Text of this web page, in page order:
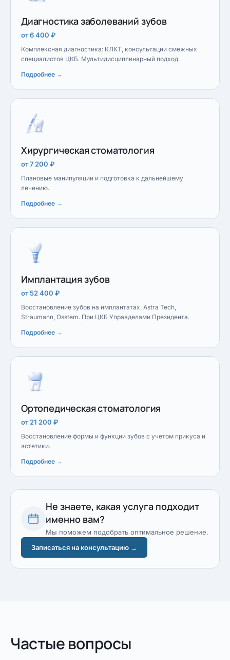
Диагностика заболеваний зубов
от 6 400 ₽
Комплексная диагностика: КЛКТ, консультации смежных
специалистов ЦКБ. Мультидисциплинарный подход.
Подробнее →
Хирургическая стоматология
от 7 200 ₽
Плановые манипуляции и подготовка к дальнейшему
лечению.
Подробнее →
Имплантация зубов
от 52 400 ₽
Восстановление зубов на имплантатах. Astra Tech,
Straumann, Osstem. При ЦКБ Управделами Президента.
Подробнее →
Ортопедическая стоматология
от 21 200 ₽
Восстановление формы и функции зубов с учетом прикуса и
эстетики.
Подробнее →
Не знаете, какая услуга подходит
именно вам?
Мы поможем подобрать оптимальное решение.
Записаться на консультацию →
Частые вопросы